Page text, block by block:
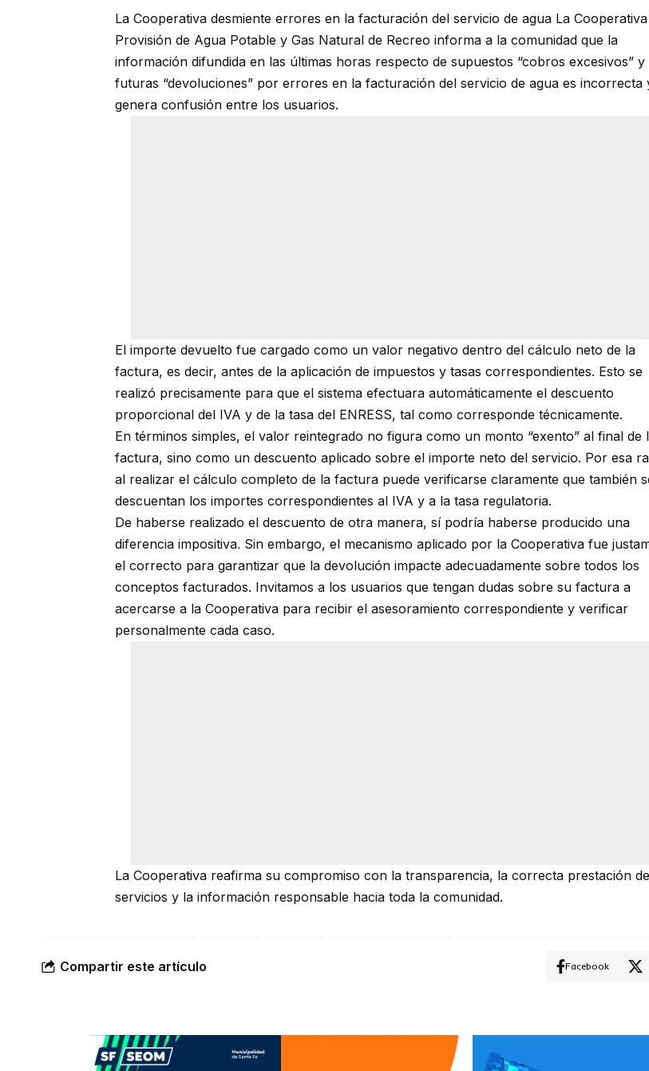
La Cooperativa desmiente errores en la facturación del servicio de agua La Cooperativa
Provisión de Agua Potable y Gas Natural de Recreo informa a la comunidad que la
información difundida en las últimas horas respecto de supuestos “cobros excesivos” y
futuras “devoluciones” por errores en la facturación del servicio de agua es incorrecta
genera confusión entre los usuarios.
El importe devuelto fue cargado como un valor negativo dentro del cálculo neto de la
factura, es decir, antes de la aplicación de impuestos y tasas correspondientes. Esto se
realizó precisamente para que el sistema efectuara automáticamente el descuento
proporcional del IVA y de la tasa del ENRESS, tal como corresponde técnicamente.
En términos simples, el valor reintegrado no figura como un monto “exento” al final de
factura, sino como un descuento aplicado sobre el importe neto del servicio. Por esa
al realizar el cálculo completo de la factura puede verificarse claramente que también
descuentan los importes correspondientes al IVA y a la tasa regulatoria.
De haberse realizado el descuento de otra manera, sí podría haberse producido una
diferencia impositiva. Sin embargo, el mecanismo aplicado por la Cooperativa fue
el correcto para garantizar que la devolución impacte adecuadamente sobre todos los
conceptos facturados. Invitamos a los usuarios que tengan dudas sobre su factura a
acercarse a la Cooperativa para recibir el asesoramiento correspondiente y verificar
personalmente cada caso.
La Cooperativa reafirma su compromiso con la transparencia, la correcta prestación
servicios y la información responsable hacia toda la comunidad.
Compartir este artículo Facebook